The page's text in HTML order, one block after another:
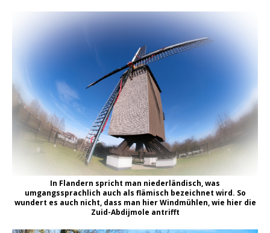
In Flandern spricht man niederländisch, was
umgangssprachlich auch als flämisch bezeichnet wird. So
wundert es auch nicht, dass man hier Windmühlen, wie hier die
Zuid-Abdijmole antrifft